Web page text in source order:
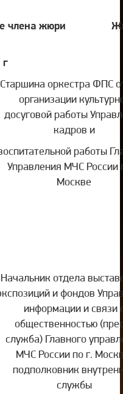
члена жюри
Старшина оркестра ФПС
организации
досуговой работы
кадров и
работы
Управления МЧС России
Москве
Начальник отдела
и фондов
информации и связи
общественностью
служба) Главного
МЧС России по г.
подполковник
службы